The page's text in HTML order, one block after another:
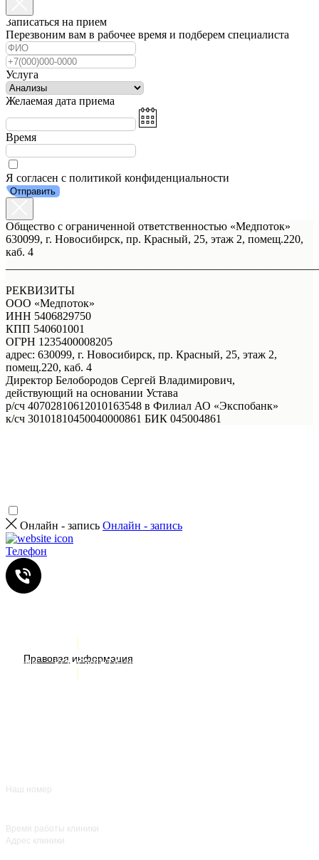
Правовая информация
Акции
Наш номер
Время работы клиники
Адрес клиники
Записаться на прием
Перезвоним вам в рабочее время и подберем специалиста
Услуга
Желаемая дата приема
Время
Я согласен с политикой конфиденциальности
Отправить
Общество с ограниченной ответственностью «Медпоток»
630099, г. Новосибирск, пр. Красный, 25, этаж 2, помещ.220,
каб. 4
РЕКВИЗИТЫ
ООО «Медпоток»
ИНН 5406829750
КПП 540601001
ОГРН 1235400008205
адрес: 630099, г. Новосибирск, пр. Красный, 25, этаж 2,
помещ.220, каб. 4
Директор Белобородов Сергей Владимирович,
действующий на основании Устава
р/сч 40702810612010163548 в Филиал АО «Экспобанк»
к/сч 30101810450040000861 БИК 045004861
ИМЕЮТСЯ ПРОТИВОПОКАЗАНИЯ. НЕОБХОДИМА
КОНСУЛЬТАЦИЯ СПЕЦИАЛИСТА
Онлайн - запись Онлайн - запись
Телефон